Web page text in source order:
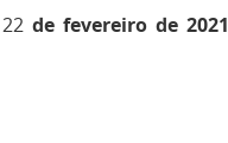
22 de fevereiro de 2021